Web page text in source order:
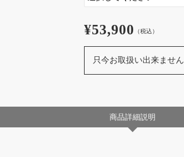
¥53,900 （税込）
只今お取扱い出来ません
商品詳細説明